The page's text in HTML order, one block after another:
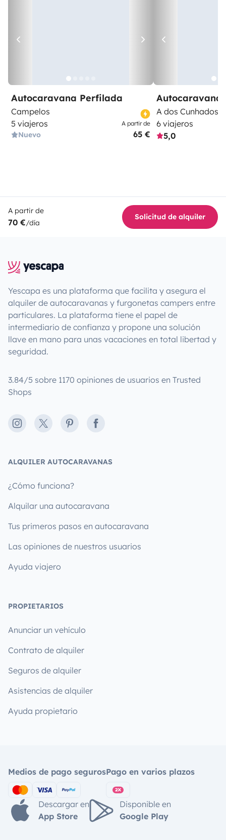
Autocaravana Perfilada
Campelos
5 viajeros
Nuevo
A partir de
65 €
Autocaravana
A dos Cunhados
6 viajeros
5,0
A partir de
70 €/día
Solicitud de alquiler
Yescapa es una plataforma que facilita y asegura el
alquiler de autocaravanas y furgonetas campers entre
particulares. La plataforma tiene el papel de
intermediario de confianza y propone una solución
llave en mano para unas vacaciones en total libertad y
seguridad.
3.84/5 sobre 1170 opiniones de usuarios en Trusted
Shops
Instagram
X PinterestFacebook
ALQUILER AUTOCARAVANAS
¿Cómo funciona?
Alquilar una autocaravana
Tus primeros pasos en autocaravana
Las opiniones de nuestros usuarios
Ayuda viajero
PROPIETARIOS
Anunciar un vehículo
Contrato de alquiler
Seguros de alquiler
Asistencias de alquiler
Ayuda propietario
Medios de pago segurosPago en varios plazos
Descargar en
App Store
Disponible en
Google Play